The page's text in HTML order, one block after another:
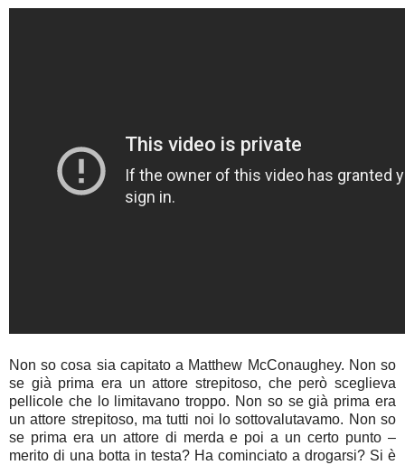
Non so cosa sia capitato a Matthew McConaughey. Non so
se già prima era un attore strepitoso, che però sceglieva
pellicole che lo limitavano troppo. Non so se già prima era
un attore strepitoso, ma tutti noi lo sottovalutavamo. Non so
se prima era un attore di merda e poi a un certo punto –
merito di una botta in testa? Ha cominciato a drogarsi? Si è